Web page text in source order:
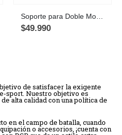
$49.990
de satisfacer la exigente
sport. Nuestro objetivo es
alta calidad con una política de
en el campo de batalla, cuando
o accesorios, ¡cuenta con